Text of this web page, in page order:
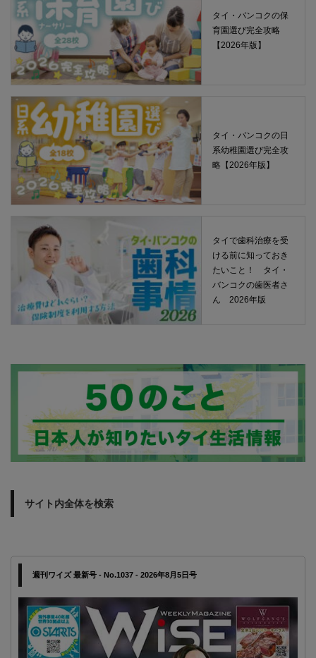
タイ・バンコクの保
育園選び完全攻略
【2026年版】
タイ・バンコクの日
系幼稚園選び完全攻
略【2026年版】
タイで歯科治療を受
ける前に知っておき
たいこと！ タイ・
バンコクの歯医者さ
ん 2026年版
サイト内全体を検索
週刊ワイズ 最新号 - No.1037 - 2026年8月5日号